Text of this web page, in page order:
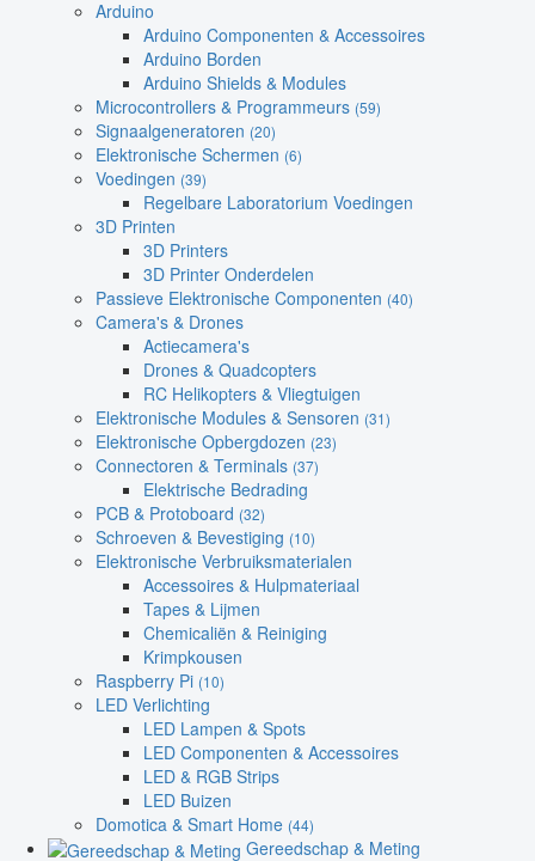
Arduino
Arduino Componenten & Accessoires
Arduino Borden
Arduino Shields & Modules
Microcontrollers & Programmeurs (59)
Signaalgeneratoren (20)
Elektronische Schermen (6)
Voedingen (39)
Regelbare Laboratorium Voedingen
3D Printen
3D Printers
3D Printer Onderdelen
Passieve Elektronische Componenten (40)
Camera's & Drones
Actiecamera's
Drones & Quadcopters
RC Helikopters & Vliegtuigen
Elektronische Modules & Sensoren (31)
Elektronische Opbergdozen (23)
Connectoren & Terminals (37)
Elektrische Bedrading
PCB & Protoboard (32)
Schroeven & Bevestiging (10)
Elektronische Verbruiksmaterialen
Accessoires & Hulpmateriaal
Tapes & Lijmen
Chemicaliën & Reiniging
Krimpkousen
Raspberry Pi (10)
LED Verlichting
LED Lampen & Spots
LED Componenten & Accessoires
LED & RGB Strips
LED Buizen
Domotica & Smart Home (44)
Gereedschap & Meting